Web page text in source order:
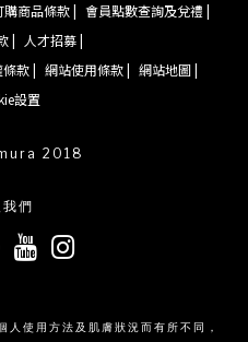
購商品條款 | 會員點數查詢及兌禮 |
|
人才招募 |
款 | 網站使用條款 | 網站地圖 |
設置
2018
們
人使用方法及肌膚狀況而有所不同，